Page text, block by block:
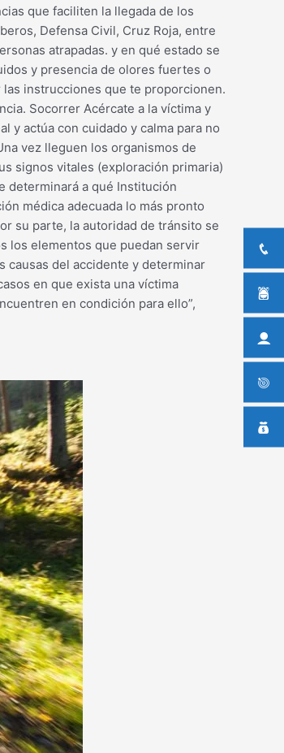
que faciliten la llegada de los
Defensa Civil, Cruz Roja, entre
atrapadas. y en qué estado se
y presencia de olores fuertes o
instrucciones que te proporcionen.
Socorrer Acércate a la víctima y
y actúa con cuidado y calma para no
vez lleguen los organismos de
signos vitales (exploración primaria)
determinará a qué Institución
médica adecuada lo más pronto
su parte, la autoridad de tránsito se
los elementos que puedan servir
causas del accidente y determinar
en que exista una víctima
en condición para ello”,